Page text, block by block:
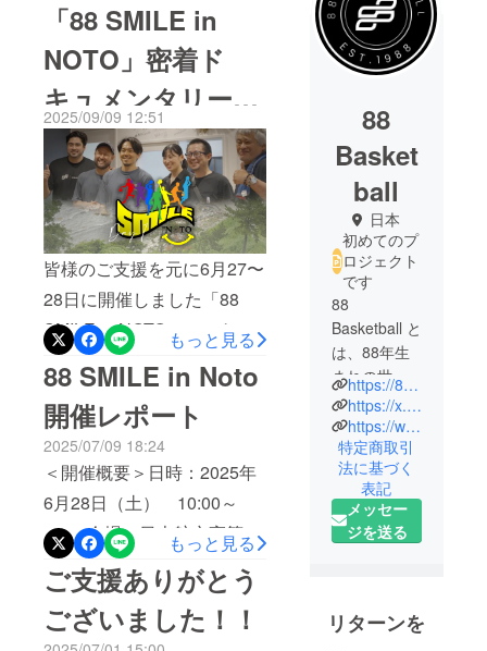
「88 SMILE in
NOTO」密着ド
キュメンタリー第
１弾を公開しまし
た！
2025/09/09 12:51
皆様のご支援を元に6月27〜
28日に開催しました「88
SMILE in NOTO」につきま
して、密着ドキュメンタ
リー動画をYoutubeにて公開
中です。DAY1では、被害の
あった輪島朝市などを訪問
した様子をお伝えします。
DAY2（トークショー、バス
ケットボールクリニック）
も公開予定です！ ◉現地でお
世話になりました！▼3人制
プロバスケットボールチー
もっと見る
88 SMILE in Noto
開催レポート
2025/07/09 18:24
＜開催概要＞日時：2025年
6月28日（土） 10:00～
14:30会場：日本航空高等学
校石川（石川県輪島市三井
町洲衛9部27番地７）講師：
篠山竜青（川崎ブレイブサ
もっと見る
ご支援ありがとう
ございました！！
88
Basket
ball
日本
初めてのプ
ロジェクト
です
88
Basketball と
は、88年生
まれの世代
を牽引して
きた、篠山
竜青・橋本
竜馬・湊谷
安玲久司朱
の同級生バ
スケット
自分たちの
経験を未来
https://88basketball.jp/
https://x.com/88_Basketball_
https://www.instagram.com/88_basketball/
特定商取引
法に基づく
表記
メッセー
ジを送る
リターンを